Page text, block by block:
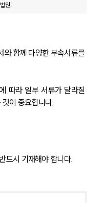
원
와 함께 다양한 부속서류를
따라 일부 서류가 달라질
이 중요합니다.
드시 기재해야 합니다.